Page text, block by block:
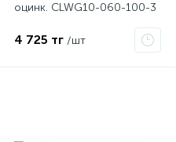
оцинк. CLWG10-060-100-3
4 725 тг /шт